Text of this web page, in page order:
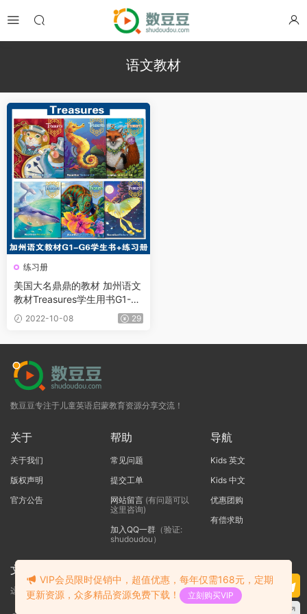
语文教材
练习册
美国大名鼎鼎的教材 加州语文
教材Treasures学生用书G1-G
6及配套练习册GK-G6
2022-10-08 29
数豆豆专注于儿童英语启蒙教育资源分享交流！
关于
关于我们
版权声明
官方公告
帮助
常见问题
提交工单
网站留言(有问题可以
这里咨询)
加入QQ一群（验证:
shudoudou）
导航
Kids 英文
Kids 中文
优惠团购
有偿求助
文本标题
这里输入代码
VIP会员限时促销中，超值优惠，每年仅需168元，定期
更新资源，众多精品资源免费下载！
立刻购买VIP